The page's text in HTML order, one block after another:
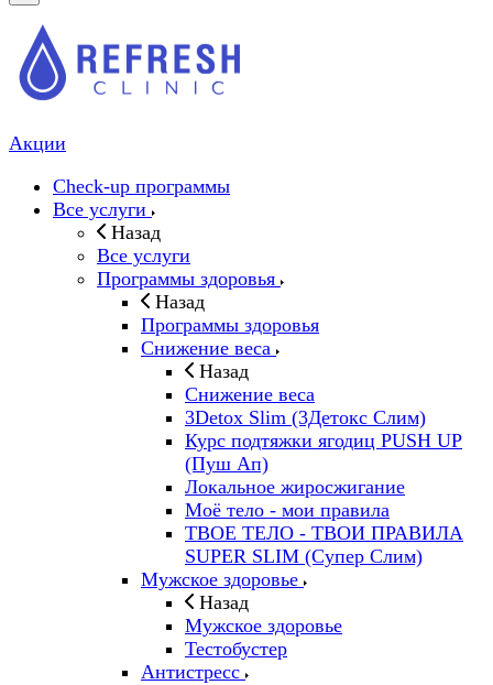
Акции
Check-up программы
Все услуги
Назад
Все услуги
Программы здоровья
Назад
Программы здоровья
Снижение веса
Назад
Снижение веса
3Detox Slim (3Детокс Слим)
Курс подтяжки ягодиц PUSH UP
(Пуш Ап)
Локальное жиросжигание
Моё тело - мои правила
ТВОЕ ТЕЛО - ТВОИ ПРАВИЛА
SUPER SLIM (Супер Слим)
Мужское здоровье
Назад
Мужское здоровье
Тестобустер
Антистресс